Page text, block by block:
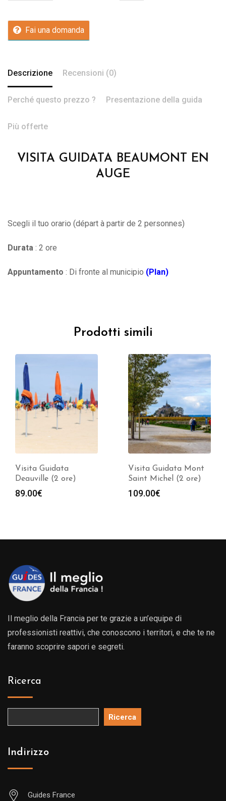
Fai una domanda
Descrizione Recensioni (0)
Perché questo prezzo ? Presentazione della guida
Più offerte
VISITA GUIDATA BEAUMONT EN
AUGE
Scegli il tuo orario (départ à partir de 2 personnes)
Durata : 2 ore
Appuntamento : Di fronte al municipio (Plan)
Prodotti simili
Visita Guidata
Deauville (2 ore)
89.00€
Visita Guidata Mont
Saint Michel (2 ore)
109.00€
Il meglio della Francia per te grazie a un’equipe di
professionisti reattivi, che conoscono i territori, e che te ne
faranno scoprire sapori e segreti.
Ricerca
Ricerca
Indirizzo
Guides France